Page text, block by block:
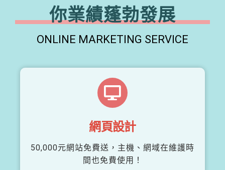
你業績蓬勃發展
ONLINE MARKETING SERVICE
網頁設計
50,000元網站免費送，主機、網域在維護時
間也免費使用！